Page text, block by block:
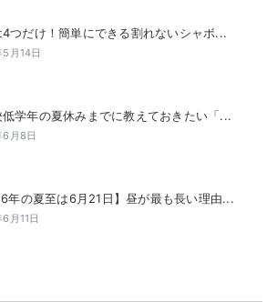
つだけ！簡単にできる割れないシャボ...
月14日
学年の夏休みまでに教えておきたい「...
月8日
年の夏至は6月21日】昼が最も長い理由...
月11日